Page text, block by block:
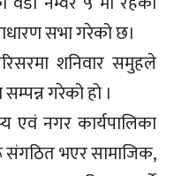
सभा गरेको छ।
शनिवार समुहले
गरेको हो ।
एवं नगर कार्यपालिका
संगठित भएर सामाजिक,